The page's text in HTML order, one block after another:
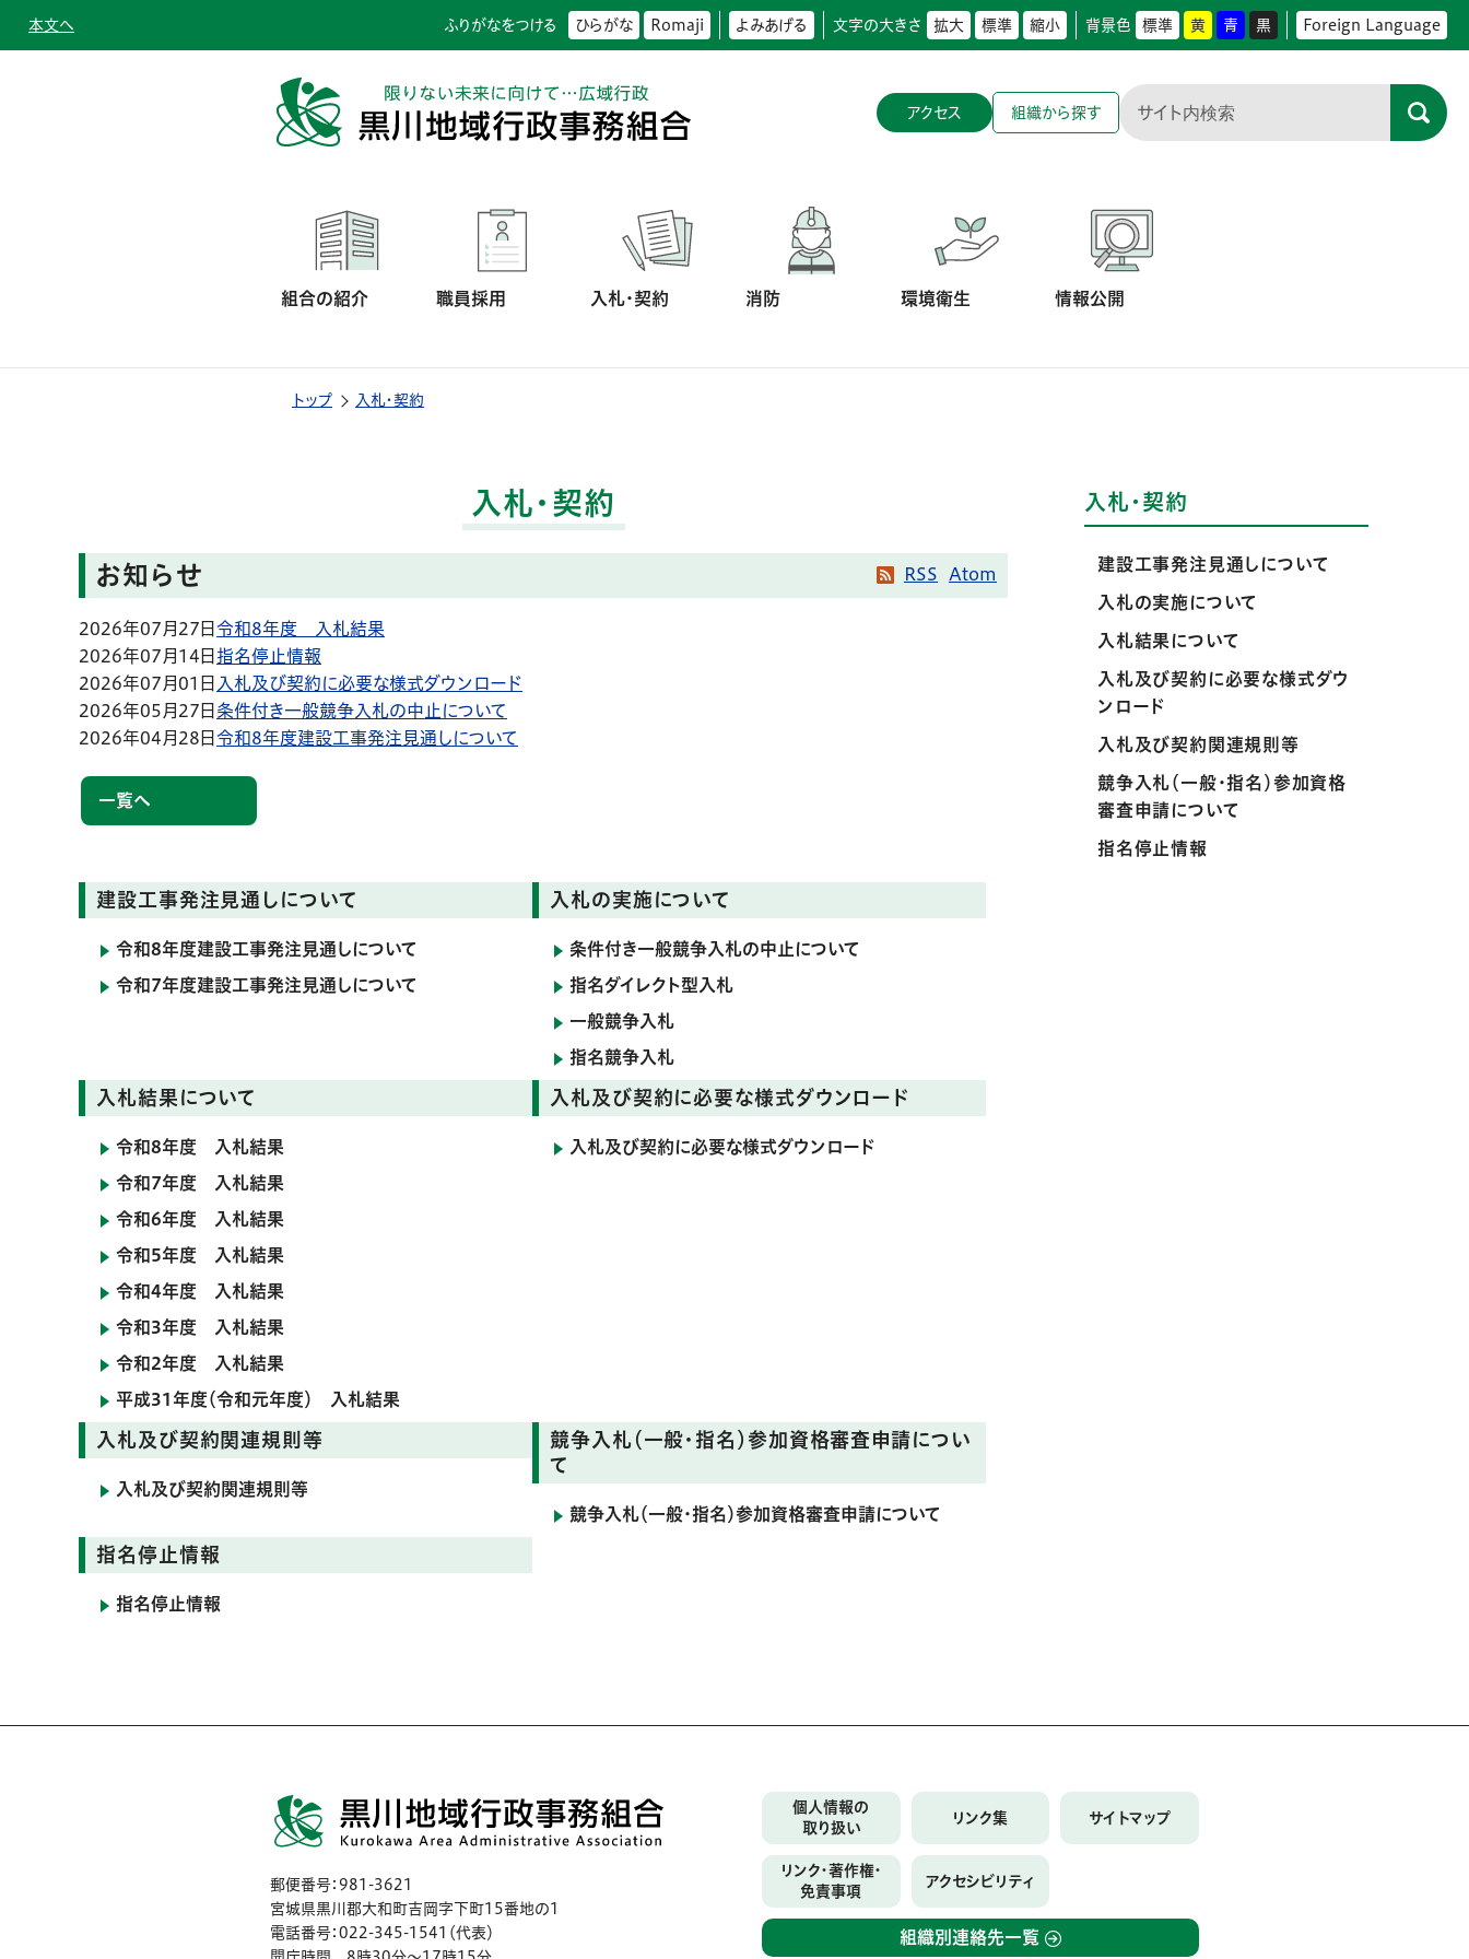
本文へ ふりがなをつける ひらがな Romaji よみあげる 文字の大きさ 拡大 標準 縮小 背景色 標準 黄 青 黒 Foreign Language
アクセス 組織から探す
組合の紹介 職員採用 入札・契約 消防 環境衛生 情報公開
トップ 入札・契約
入札・契約
お知らせ RSS Atom
2026年07月27日 令和8年度 入札結果
2026年07月14日 指名停止情報
2026年07月01日 入札及び契約に必要な様式ダウンロード
2026年05月27日 条件付き一般競争入札の中止について
2026年04月28日 令和8年度建設工事発注見通しについて
一覧へ
建設工事発注見通しについて
令和8年度建設工事発注見通しについて
令和7年度建設工事発注見通しについて
入札の実施について
条件付き一般競争入札の中止について
指名ダイレクト型入札
一般競争入札
指名競争入札
入札結果について
令和8年度 入札結果
令和7年度 入札結果
令和6年度 入札結果
令和5年度 入札結果
令和4年度 入札結果
令和3年度 入札結果
令和2年度 入札結果
平成31年度（令和元年度） 入札結果
入札及び契約に必要な様式ダウンロード
入札及び契約に必要な様式ダウンロード
入札及び契約関連規則等
入札及び契約関連規則等
競争入札（一般・指名）参加資格審査申請につい
て
競争入札（一般・指名）参加資格審査申請について
指名停止情報
指名停止情報
入札・契約
建設工事発注見通しについて
入札の実施について
入札結果について
入札及び契約に必要な様式ダウ
ンロード
入札及び契約関連規則等
競争入札（一般・指名）参加資格
審査申請について
指名停止情報
郵便番号：981-3621
宮城県黒川郡大和町吉岡字下町15番地の1
電話番号：022-345-1541（代表）
個人情報の
取り扱い
リンク集 サイトマップ
リンク・著作権・
免責事項
アクセシビリティ
組織別連絡先一覧